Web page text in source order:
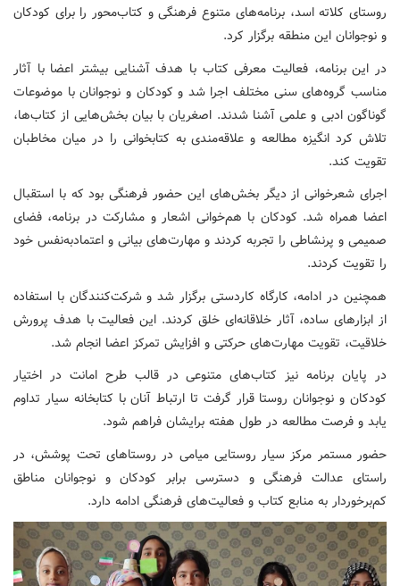
روستای کلاته اسد، برنامه‌های متنوع فرهنگی و کتاب‌محور را برای کودکان
و نوجوانان این منطقه برگزار کرد.
در این برنامه، فعالیت معرفی کتاب با هدف آشنایی بیشتر اعضا با آثار
مناسب گروه‌های سنی مختلف اجرا شد و کودکان و نوجوانان با موضوعات
گوناگون ادبی و علمی آشنا شدند. اصغریان با بیان بخش‌هایی از کتاب‌ها،
تلاش کرد انگیزه مطالعه و علاقه‌مندی به کتابخوانی را در میان مخاطبان
تقویت کند.
اجرای شعرخوانی از دیگر بخش‌های این حضور فرهنگی بود که با استقبال
اعضا همراه شد. کودکان با هم‌خوانی اشعار و مشارکت در برنامه، فضای
صمیمی و پرنشاطی را تجربه کردند و مهارت‌های بیانی و اعتمادبه‌نفس خود
را تقویت کردند.
همچنین در ادامه، کارگاه کاردستی برگزار شد و شرکت‌کنندگان با استفاده
از ابزارهای ساده، آثار خلاقانه‌ای خلق کردند. این فعالیت با هدف پرورش
خلاقیت، تقویت مهارت‌های حرکتی و افزایش تمرکز اعضا انجام شد.
در پایان برنامه نیز کتاب‌های متنوعی در قالب طرح امانت در اختیار
کودکان و نوجوانان روستا قرار گرفت تا ارتباط آنان با کتابخانه سیار تداوم
یابد و فرصت مطالعه در طول هفته برایشان فراهم شود.
حضور مستمر مرکز سیار روستایی میامی در روستاهای تحت پوشش، در
راستای عدالت فرهنگی و دسترسی برابر کودکان و نوجوانان مناطق
کم‌برخوردار به منابع کتاب و فعالیت‌های فرهنگی ادامه دارد.